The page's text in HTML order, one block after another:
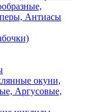
Антиасы
окуни,
Аргусовые,